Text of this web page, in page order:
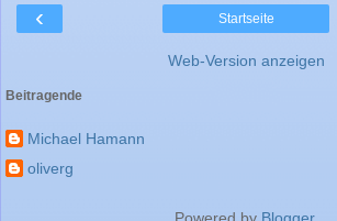
‹ Startseite
Web-Version anzeigen
Beitragende
Michael Hamann
oliverg